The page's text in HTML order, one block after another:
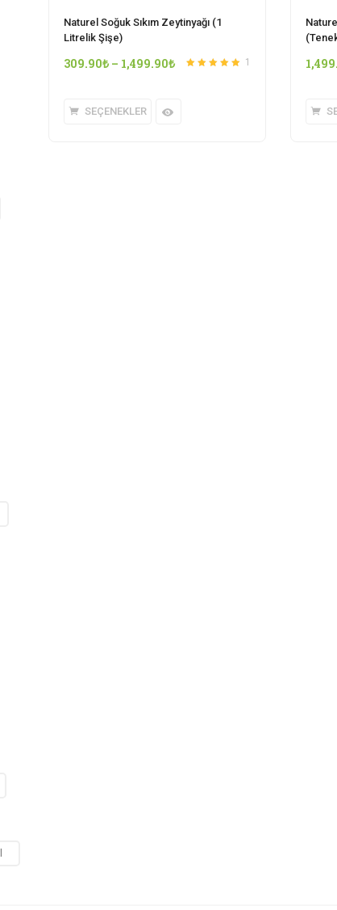
Naturel Soğuk Sıkım Zeytinyağı (1
Litrelik Şişe)
1
309.90₺ – 1,499.90₺
SEÇENEKLER